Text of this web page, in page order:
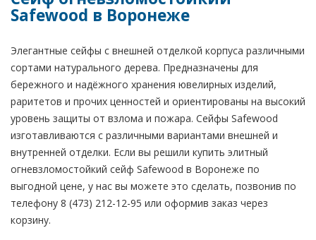
Safewood в Воронеже
Элегантные сейфы с внешней отделкой корпуса различными
сортами натурального дерева. Предназначены для
бережного и надёжного хранения ювелирных изделий,
раритетов и прочих ценностей и ориентированы на высокий
уровень защиты от взлома и пожара. Сейфы Safewood
изготавливаются с различными вариантами внешней и
внутренней отделки. Если вы решили купить элитный
огневзломостойкий сейф Safewood в Воронеже по
выгодной цене, у нас вы можете это сделать, позвонив по
телефону 8 (473) 212-12-95 или оформив заказ через
корзину.